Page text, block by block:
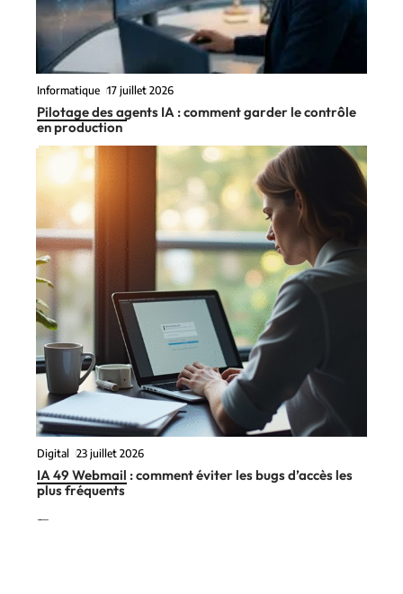
Informatique 17 juillet 2026
Pilotage des agents IA : comment garder le contrôle
en production
Digital 23 juillet 2026
IA 49 Webmail : comment éviter les bugs d’accès les
plus fréquents
En vogue